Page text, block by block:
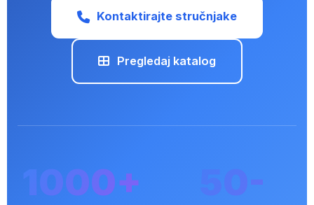
Kontaktirajte stručnjake
Pregledaj katalog
1000+
50-